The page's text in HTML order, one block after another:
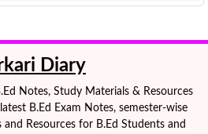
Diary
Notes, Study Materials & Resources
B.Ed Exam Notes, semester-wise
Resources for B.Ed Students and